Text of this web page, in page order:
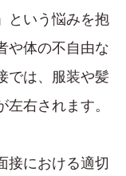
という悩みを抱
や体の不自由な
では、服装や髪
右されます。
接における適切